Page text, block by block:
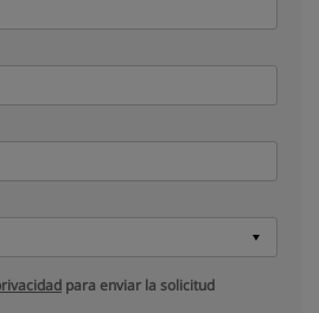
para enviar la solicitud